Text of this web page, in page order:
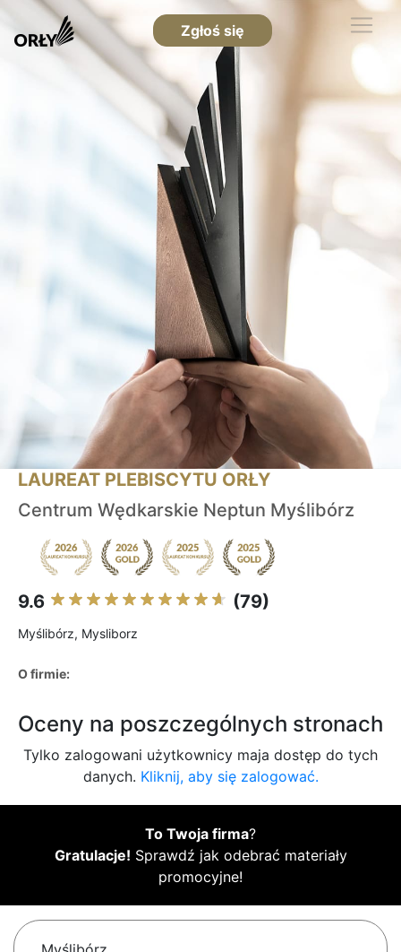
Zgłoś się
LAUREAT PLEBISCYTU ORŁY
Centrum Wędkarskie Neptun Myślibórz
9.6 (79)
Myślibórz, Mysliborz
O firmie:
Oceny na poszczególnych stronach
Tylko zalogowani użytkownicy maja dostęp do tych
danych. Kliknij, aby się zalogować.
To Twoja firma?
Gratulacje! Sprawdź jak odebrać materiały
promocyjne!